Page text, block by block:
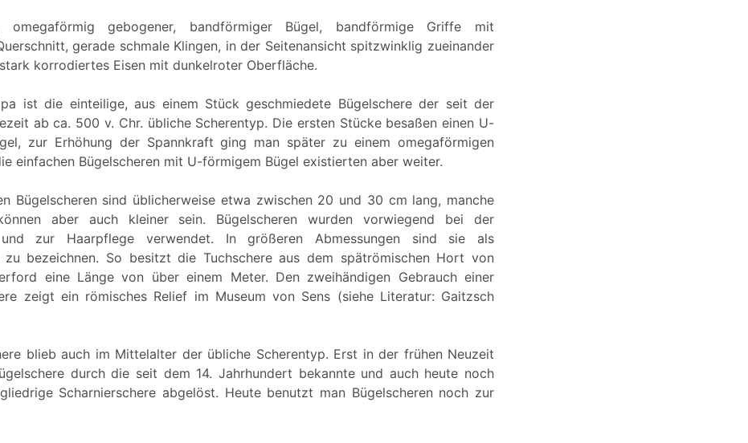
omegaförmig gebogener, bandförmiger Bügel, bandförmige Griffe mit
gerade schmale Klingen, in der Seitenansicht spitzwinklig zueinander
korrodiertes Eisen mit dunkelroter Oberfläche.
ist die einteilige, aus einem Stück geschmiedete Bügelschere der seit der
ab ca. 500 v. Chr. übliche Scherentyp. Die ersten Stücke besaßen einen U-
zur Erhöhung der Spannkraft ging man später zu einem omegaförmigen
einfachen Bügelscheren mit U-förmigem Bügel existierten aber weiter.
Bügelscheren sind üblicherweise etwa zwischen 20 und 30 cm lang, manche
aber auch kleiner sein. Bügelscheren wurden vorwiegend bei der
und zur Haarpflege verwendet. In größeren Abmessungen sind sie als
zu bezeichnen. So besitzt die Tuchschere aus dem spätrömischen Hort von
eine Länge von über einem Meter. Den zweihändigen Gebrauch einer
zeigt ein römisches Relief im Museum von Sens (siehe Literatur: Gaitzsch
blieb auch im Mittelalter der übliche Scherentyp. Erst in der frühen Neuzeit
durch die seit dem 14. Jahrhundert bekannte und auch heute noch
Scharnierschere abgelöst. Heute benutzt man Bügelscheren noch zur